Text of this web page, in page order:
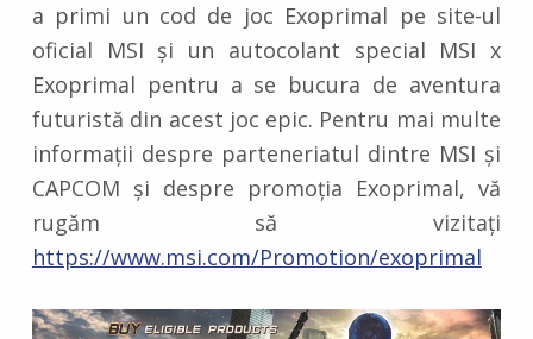
a primi un cod de joc Exoprimal pe site-ul
oficial MSI și un autocolant special MSI x
Exoprimal pentru a se bucura de aventura
futuristă din acest joc epic. Pentru mai multe
informații despre parteneriatul dintre MSI și
CAPCOM și despre promoția Exoprimal, vă
rugăm să vizitați
https://www.msi.com/Promotion/exoprimal